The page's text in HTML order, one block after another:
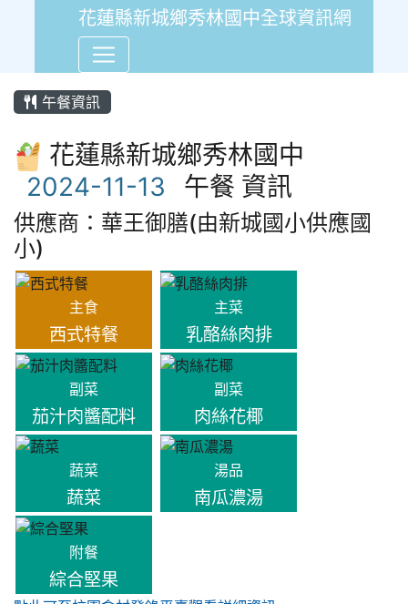
花蓮縣新城鄉秀林國中全球資訊網
午餐資訊
花蓮縣新城鄉秀林國中
午餐 資訊
供應商：華王御膳(由新城國小供應國
小)
主食
西式特餐
主菜
乳酪絲肉排
副菜
茄汁肉醬配料
副菜
肉絲花椰
蔬菜
蔬菜
湯品
南瓜濃湯
附餐
綜合堅果